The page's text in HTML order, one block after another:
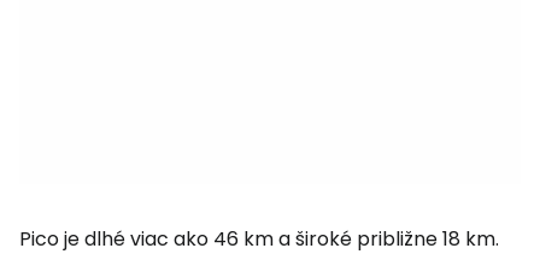
Pico je dlhé viac ako 46 km a široké približne 18 km.